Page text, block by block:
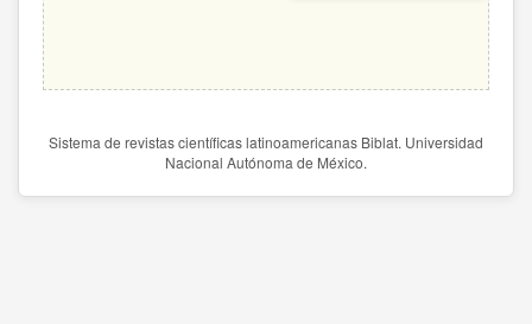
Sistema de revistas científicas latinoamericanas Biblat. Universidad
Nacional Autónoma de México.